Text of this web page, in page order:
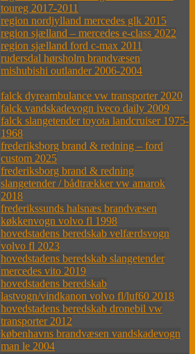
toureg 2017-2011
region nordjylland mercedes glk 2015
region sjælland – mercedes e-class 2022
region sjælland ford c-max 2011
rudersdal hørsholm brandvæsen
mishubishi outlander 2006-2004
falck dyreambulance vw transporter 2020
falck vandskadevogn iveco daily 2009
falck slangetender toyota landcruiser 1975-
1968
frederiksborg brand & redning – ford
custom 2025
frederiksborg brand & redning
slangetender / bådtrækker vw amarok
2018
frederikssunds halsnæs brandvæsen
køkkenvogn volvo fl 1998
hovedstadens beredskab velfærdsvogn
volvo fl 2023
hovedstadens beredskab slangetender
mercedes vito 2019
hovedstadens beredskab
lastvogn/vindkanon volvo fl/luf60 2018
hovedstadens beredskab dronebil vw
transporter 2012
københavns brandvæsen vandskadevogn
man le 2004